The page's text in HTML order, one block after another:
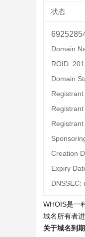
状态
Domain
ROID:
Domain
Creation
Expiry
DNSSEC:
WHOIS是一
域名所有者
关于域名到